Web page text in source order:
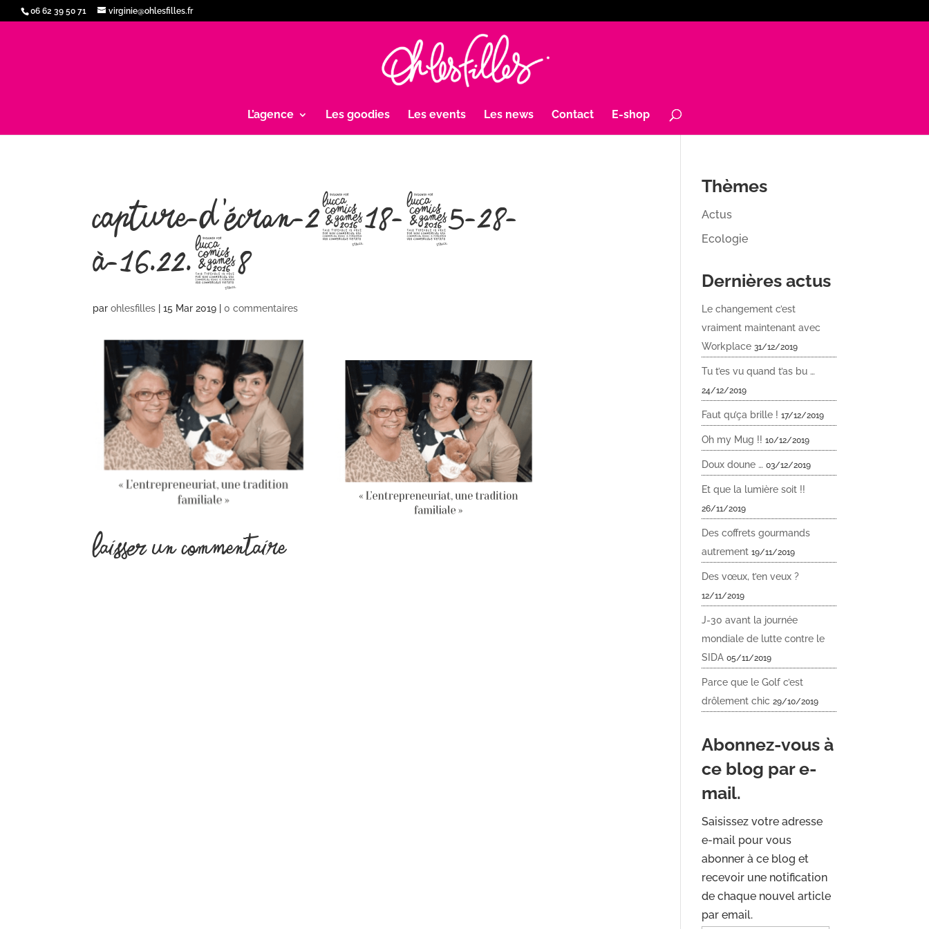
06 62 39 50 71 virginie@ohlesfilles.fr
L’agence Les goodies Les events Les news Contact E-shop
Capture-d’écran-2018-05-28-
à-16.22.08
parohlesfilles |15 Mar 2019 |0 commentaires
Laisser un commentaire
Thèmes
Actus
Ecologie
Dernières actus
Le changement c’est
vraiment maintenant avec
Workplace 31/12/2019
Tu t’es vu quand t’as bu …
24/12/2019
Faut qu’ça brille ! 17/12/2019
Oh my Mug !! 10/12/2019
Doux doune … 03/12/2019
Et que la lumière soit !!
26/11/2019
Des coffrets gourmands
autrement 19/11/2019
Des vœux, t’en veux ?
12/11/2019
J-30 avant la journée
mondiale de lutte contre le
SIDA 05/11/2019
Parce que le Golf c’est
drôlement chic 29/10/2019
Abonnez-vous à
ce blog par e-
mail.
Saisissez votre adresse
e-mail pour vous
abonner à ce blog et
recevoir une notification
de chaque nouvel article
par email.